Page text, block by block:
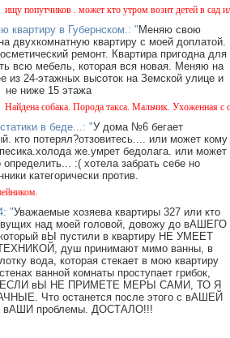
ищу попутчиков . может кто утром возит детей в сад
квартиру в Губернском.: "Меняю свою
двухкомнатную квартиру с моей доплатой.
ремонт. Квартира пригодна для
всю мебель, которая вся новая. Меняю на
из 24-этажных высоток на Земской улице и
не ниже 15 этажа
Найдена собака. Порода такса. Мальчик. Ухоженная с
в беде...: "У дома №6 бегает
кто потерял?отзовитесь.... или может кому
же.умрет бедолага. или может
определить... :( хотела забрать себе но
категорически против.
"Уважаемые хозяева квартиры 327 или кто
над моей головой, довожу до вАШЕГО
вЫ пустили в квартиру НЕ УМЕЕТ
душ принимают мимо ванны, в
вода, которая стекает в мою квартиру
ванной комнаты проступает грибок,
ЕСЛИ вЫ НЕ ПРИМЕТЕ МЕРЫ САМИ, ТО Я
Что останется после этого с вАШЕЙ
- вАШИ проблемы. ДОСТАЛО!!!